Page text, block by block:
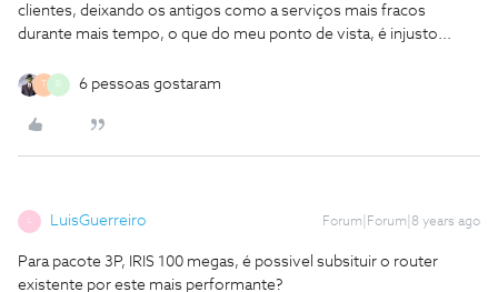
clientes, deixando os antigos como a serviços mais fracos
durante mais tempo, o que do meu ponto de vista, é injusto...
6 pessoas gostaram
LuisGuerreiro Forum|Forum|8 years ago
Para pacote 3P, IRIS 100 megas, é possivel subsituir o router
existente por este mais performante?